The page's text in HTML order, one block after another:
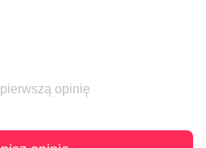
opinię